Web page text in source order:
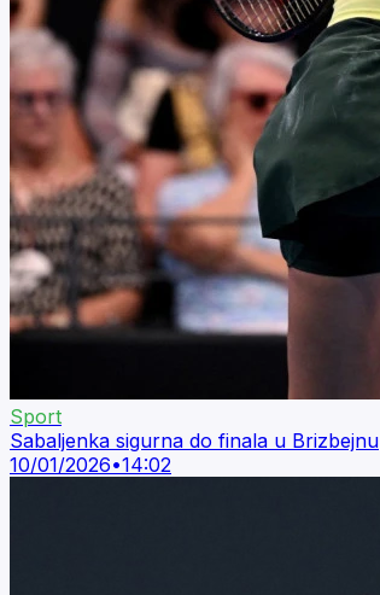
Sport
Sabaljenka sigurna do finala u Brizbejnu
10/01/2026•14:02